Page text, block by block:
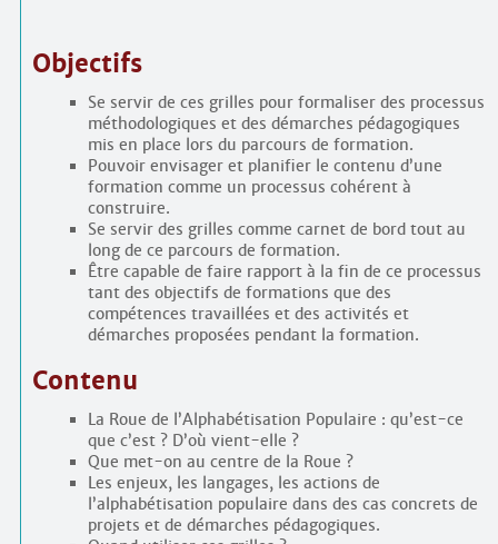
Objectifs
Se servir de ces grilles pour formaliser des processus
méthodologiques et des démarches pédagogiques
mis en place lors du parcours de formation.
Pouvoir envisager et planifier le contenu d’une
formation comme un processus cohérent à
construire.
Se servir des grilles comme carnet de bord tout au
long de ce parcours de formation.
Être capable de faire rapport à la fin de ce processus
tant des objectifs de formations que des
compétences travaillées et des activités et
démarches proposées pendant la formation.
Contenu
La Roue de l’Alphabétisation Populaire : qu’est-ce
que c’est ? D’où vient-elle ?
Que met-on au centre de la Roue ?
Les enjeux, les langages, les actions de
l’alphabétisation populaire dans des cas concrets de
projets et de démarches pédagogiques.